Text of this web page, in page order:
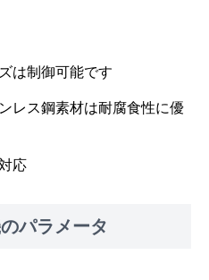
は制御可能です
レス鋼素材は耐腐食性に優
応
パラメータ